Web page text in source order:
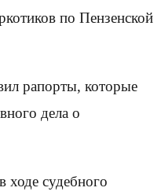
по Пензенской
рапорты, которые
дела о
судебного